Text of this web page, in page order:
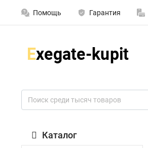
Помощь Гарантия
Каталог